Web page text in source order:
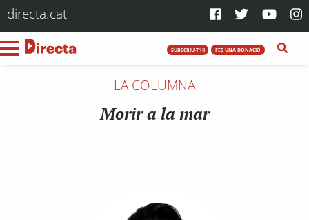
directa.cat
SUBSCRIU-T'HI FES UNA DONACIÓ
LA COLUMNA
Morir a la mar